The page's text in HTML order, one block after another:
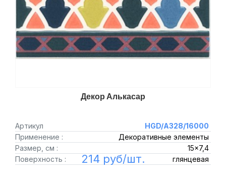
Декор Алькасар
Артикул
HGD/A328/16000
Применение :
Декоративные элементы
Размер, см :
15x7,4
Поверхность :
глянцевая
214 руб/шт.